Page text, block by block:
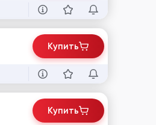
Купить
Купить